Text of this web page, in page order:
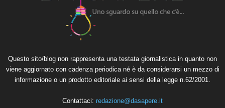
Questo sito/blog non rappresenta una testata giornalistica in quanto non
viene aggiornato con cadenza periodica né è da considerarsi un mezzo di
informazione o un prodotto editoriale ai sensi della legge n.62/2001.
Contattaci: redazione@dasapere.it